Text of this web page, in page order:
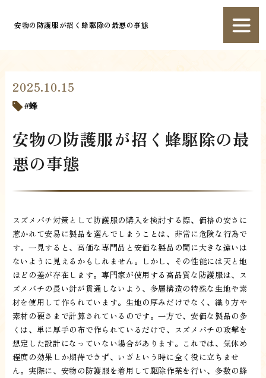
安物の防護服が招く蜂駆除の最悪の事態
2025.10.15
蜂
安物の防護服が招く蜂駆除の最
悪の事態
スズメバチ対策として防護服の購入を検討する際、価格の安さに
惹かれて安易に製品を選んでしまうことは、非常に危険な行為で
す。一見すると、高価な専門品と安価な製品の間に大きな違いは
ないように見えるかもしれません。しかし、その性能には天と地
ほどの差が存在します。専門家が使用する高品質な防護服は、ス
ズメバチの長い針が貫通しないよう、多層構造の特殊な生地や素
材を使用して作られています。生地の厚みだけでなく、織り方や
素材の硬さまで計算されているのです。一方で、安価な製品の多
くは、単に厚手の布で作られているだけで、スズメバチの攻撃を
想定した設計になっていない場合があります。これでは、気休め
程度の効果しか期待できず、いざという時に全く役に立ちませ
ん。実際に、安物の防護服を着用して駆除作業を行い、多数の蜂